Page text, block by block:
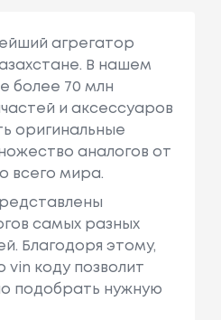
агрегатор
В нашем
более 70 млн
и аксессуаров
оригинальные
аналогов от
всего мира.
самых разных
Благодоря этому,
vin коду позволит
подобрать нужную